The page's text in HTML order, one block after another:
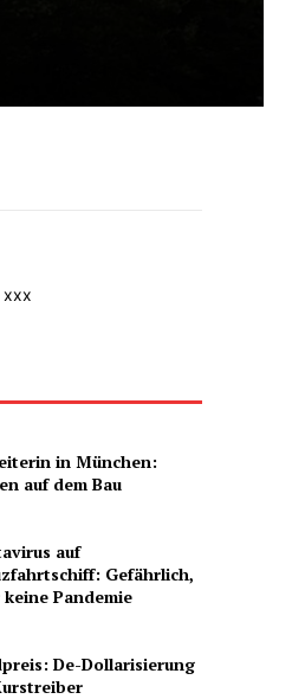
xxx
in München:
auf dem Bau
auf
Gefährlich,
keine Pandemie
De-Dollarisierung